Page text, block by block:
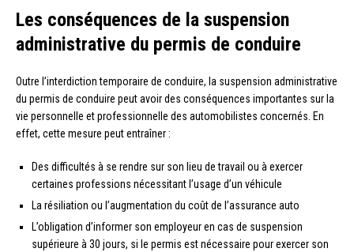
Les conséquences de la suspension
administrative du permis de conduire
Outre l’interdiction temporaire de conduire, la suspension administrative
du permis de conduire peut avoir des conséquences importantes sur la
vie personnelle et professionnelle des automobilistes concernés. En
effet, cette mesure peut entraîner :
Des difficultés à se rendre sur son lieu de travail ou à exercer
certaines professions nécessitant l’usage d’un véhicule
La résiliation ou l’augmentation du coût de l’assurance auto
L’obligation d’informer son employeur en cas de suspension
supérieure à 30 jours, si le permis est nécessaire pour exercer son